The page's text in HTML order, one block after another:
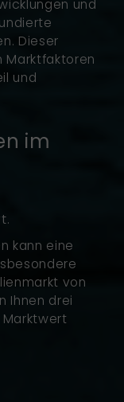
und
Dieser
Marktfaktoren
und
im
kann eine
von
Ihnen drei